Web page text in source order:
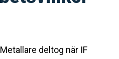
deltog när IF